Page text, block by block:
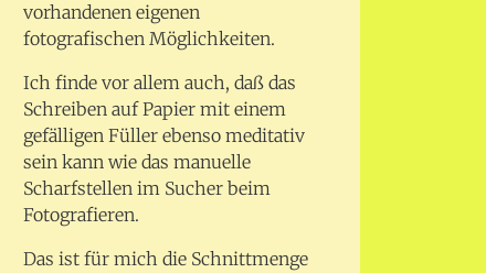
vorhandenen eigenen
fotografischen Möglichkeiten.
Ich finde vor allem auch, daß das
Schreiben auf Papier mit einem
gefälligen Füller ebenso meditativ
sein kann wie das manuelle
Scharfstellen im Sucher beim
Fotografieren.
Das ist für mich die Schnittmenge